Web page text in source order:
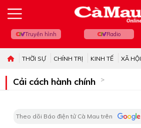
Truyền hình Radio
THỜI SỰ CHÍNH TRỊ KINH TẾ XÃ HỘI
Cải cách hành chính
Theo dõi Báo điện tử Cà Mau trên